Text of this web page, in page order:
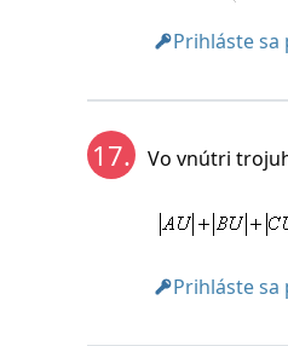
Prihláste sa
17. Vo vnútri
Prihláste sa